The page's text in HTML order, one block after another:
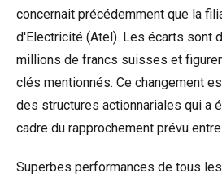
concernait précédemment que la
d'Electricité (Atel). Les écarts sont
millions de francs suisses et
clés mentionnés. Ce changement
des structures actionnariales qui a
cadre du rapprochement prévu
Superbes performances de tous